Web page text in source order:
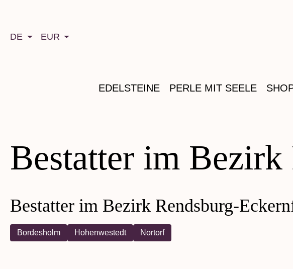
DE EUR
EDELSTEINE PERLE MIT SEELE
Bestatter im
Bestatter im Bezirk Rendsburg-
Bordesholm Hohenwestedt Nortorf